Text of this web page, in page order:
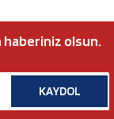
haberiniz olsun.
KAYDOL